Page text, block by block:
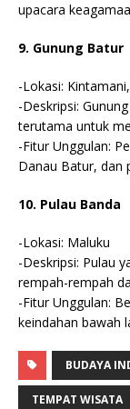
upacara
9. Gunung Batur
-Lokasi:
-Deskripsi:
terutama untuk
-Fitur Unggulan:
Danau Batur, dan
10. Pulau Banda
-Lokasi: Maluku
-Deskripsi: Pulau
rempah-rempah
-Fitur Unggulan:
keindahan bawah
BUDAYA
TEMPAT WISATA